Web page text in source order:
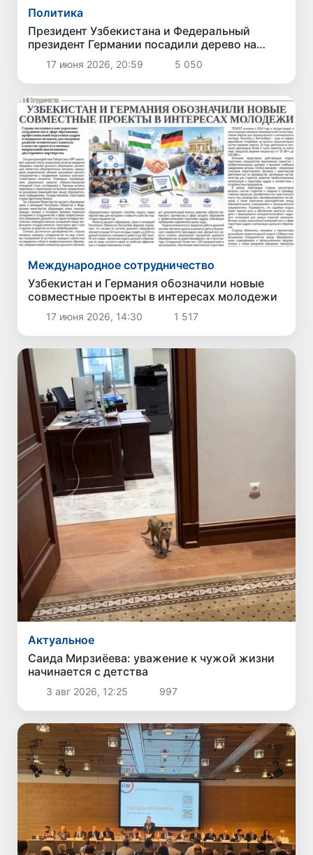
Политика
Президент Узбекистана и Федеральный
президент Германии посадили дерево на
Аллее почетных гостей
17 июня 2026, 20:59 5 050
Международное сотрудничество
Узбекистан и Германия обозначили новые
совместные проекты в интересах молодежи
17 июня 2026, 14:30 1 517
Актуальное
Саида Мирзиёева: уважение к чужой жизни
начинается с детства
3 авг 2026, 12:25 997